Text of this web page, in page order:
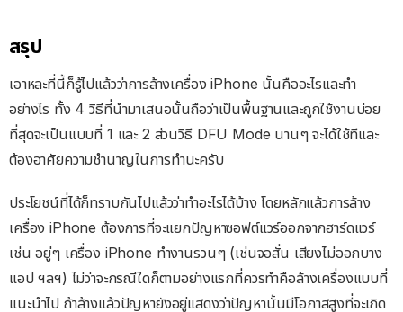
สรุป
เอาหละที่นี้ก็รู้ไปแล้วว่าการล้างเครื่อง iPhone นั้นคืออะไรและทำ
อย่างไร ทั้ง 4 วิธีที่นำมาเสนอนั้นถือว่าเป็นพื้นฐานและถูกใช้งานบ่อย
ที่สุดจะเป็นแบบที่ 1 และ 2 ส่วนวิธี DFU Mode นานๆ จะได้ใช้ทีและ
ต้องอาศัยความชำนาญในการทำนะครับ
ประโยชน์ที่ได้ก็ทราบกันไปแล้วว่าทำอะไรได้บ้าง โดยหลักแล้วการล้าง
เครื่อง iPhone ต้องการที่จะแยกปัญหาซอฟต์แวร์ออกจากฮาร์ดแวร์
เช่น อยู่ๆ เครื่อง iPhone ทำงานรวนๆ (เช่นจอสั่น เสียงไม่ออกบาง
แอป ฯลฯ) ไม่ว่าจะกรณีใดก็ตามอย่างแรกที่ควรทำคือล้างเครื่องแบบที่
แนะนำไป ถ้าล้างแล้วปัญหายังอยู่แสดงว่าปัญหานั้นมีโอกาสสูงที่จะเกิด